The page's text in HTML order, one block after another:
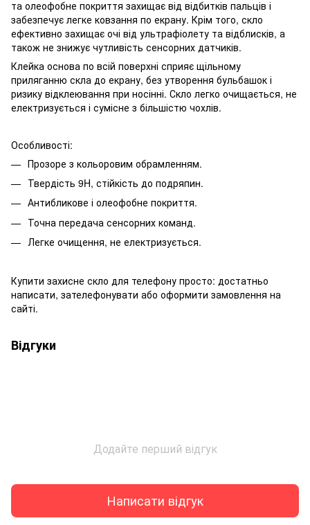
та олеофобне покриття захищає від відбитків пальців і
забезпечує легке ковзання по екрану. Крім того, скло
ефективно захищає очі від ультрафіолету та відблисків, а
також не знижує чутливість сенсорних датчиків.
Клейка основа по всій поверхні сприяє щільному
приляганню скла до екрану, без утворення бульбашок і
ризику відклеювання при носінні. Скло легко очищається, не
електризується і сумісне з більшістю чохлів.
Особливості:
Прозоре з кольоровим обрамленням.
Твердість 9H, стійкість до подряпин.
Антибликове і олеофобне покриття.
Точна передача сенсорних команд.
Легке очищення, не електризується.
Купити захисне скло для телефону просто: достатньо
написати, зателефонувати або оформити замовлення на
сайті.
Відгуки
Додайте перший відгук
Написати відгук